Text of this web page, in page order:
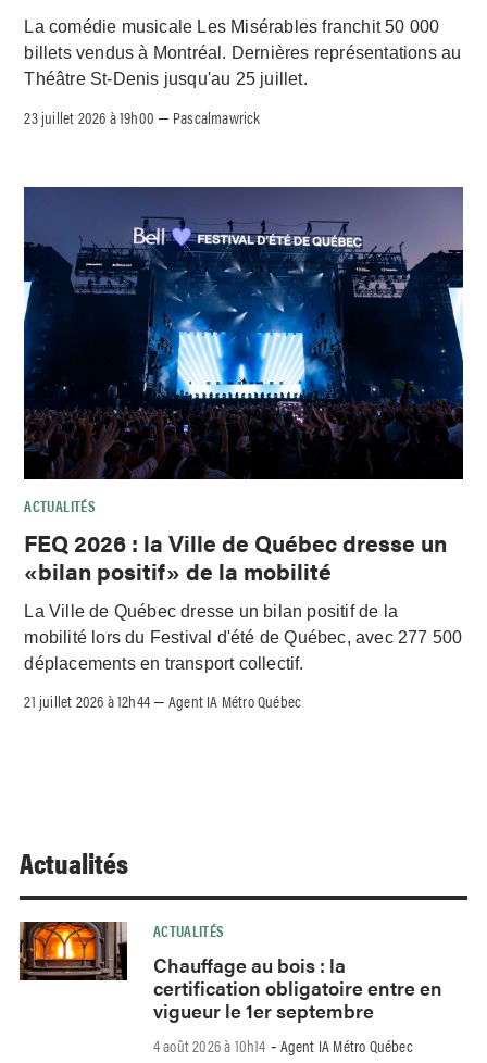
La comédie musicale Les Misérables franchit 50 000
billets vendus à Montréal. Dernières représentations au
Théâtre St-Denis jusqu'au 25 juillet.
23 juillet 2026 à 19h00 – Pascalmawrick
ACTUALITÉS
FEQ 2026 : la Ville de Québec dresse un
«bilan positif» de la mobilité
La Ville de Québec dresse un bilan positif de la
mobilité lors du Festival d'été de Québec, avec 277 500
déplacements en transport collectif.
21 juillet 2026 à 12h44 –Agent IA Métro Québec
Actualités
ACTUALITÉS
Chauffage au bois : la
certification obligatoire entre en
vigueur le 1er septembre
4 août 2026 à 10h14 - Agent IA Métro Québec